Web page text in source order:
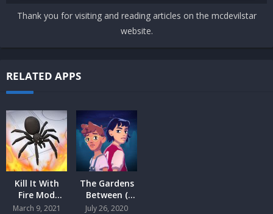
Thank you for visiting and reading articles on the mcdevilstar
website.
RELATED APPS
Kill It With
Fire Mod
Android
March 9, 2021
The Gardens
Between (
Mod ) Android
July 26, 2020